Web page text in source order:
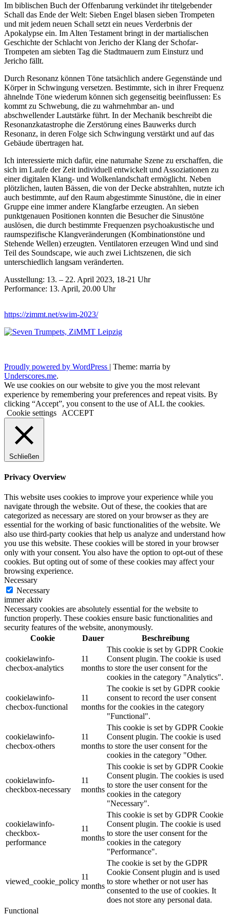
Im biblischen Buch der Offenbarung verkündet ihr titelgebender
Schall das Ende der Welt: Sieben Engel blasen sieben Trompeten
und mit jedem neuen Schall setzt ein neues Verderbnis der
Apokalypse ein. Im Alten Testament bringt in der martialischen
Geschichte der Schlacht von Jericho der Klang der Schofar-
Trompeten am siebten Tag die Stadtmauern zum Einsturz und
Jericho fällt.
Durch Resonanz können Töne tatsächlich andere Gegenstände und
Körper in Schwingung versetzen. Bestimmte, sich in ihrer Frequenz
ähnelnde Töne wiederum können sich gegenseitig beeinflussen: Es
kommt zu Schwebung, die zu wahrnehmbar an- und
abschwellender Lautstärke führt. In der Mechanik beschreibt die
Resonanzkatastrophe die Zerstörung eines Bauwerks durch
Resonanz, in deren Folge sich Schwingung verstärkt und auf das
Gebäude übertragen hat.
Ich interessierte mich dafür, eine naturnahe Szene zu erschaffen, die
sich im Laufe der Zeit individuell entwickelt und Assoziationen zu
einer digitalen Klang- und Wolkenlandschaft ermöglicht. Neben
plötzlichen, lauten Bässen, die von der Decke abstrahlten, nutzte ich
auch bestimmte, auf den Raum abgestimmte Sinustöne, die in einer
Gruppe eine immer andere Klangfarbe erzeugten. An sieben
punktgenauen Positionen konnten die Besucher die Sinustöne
auslösen, die durch bestimmte Frequenzen psychoakustische und
raumspezifische Klangveränderungen (Kombinationstöne und
Stehende Wellen) erzeugten. Ventilatoren erzeugen Wind und sind
Teil des Soundscape, wie auch zwei Lichtszenen, die sich
unterschiedlich langsam veränderten.
Ausstellung: 13. – 22. April 2023, 18-21 Uhr
Performance: 13. April, 20.00 Uhr
https://zimmt.net/swim-2023/
Proudly powered by WordPress | Theme: marria by
Underscores.me.
We use cookies on our website to give you the most relevant
experience by remembering your preferences and repeat visits. By
clicking “Accept”, you consent to the use of ALL the cookies.
Cookie settings
ACCEPT
Schließen
Privacy Overview
This website uses cookies to improve your experience while you
navigate through the website. Out of these, the cookies that are
categorized as necessary are stored on your browser as they are
essential for the working of basic functionalities of the website. We
also use third-party cookies that help us analyze and understand how
you use this website. These cookies will be stored in your browser
only with your consent. You also have the option to opt-out of these
cookies. But opting out of some of these cookies may affect your
browsing experience.
Necessary
Necessary
immer aktiv
Necessary cookies are absolutely essential for the website to
function properly. These cookies ensure basic functionalities and
security features of the website, anonymously.
Cookie
Dauer Beschreibung
cookielawinfo-
checbox-analytics
11
months
This cookie is set by GDPR Cookie
Consent plugin. The cookie is used
to store the user consent for the
cookies in the category "Analytics".
cookielawinfo-
checbox-functional
11
months
The cookie is set by GDPR cookie
consent to record the user consent
for the cookies in the category
"Functional".
cookielawinfo-
checbox-others
11
months
This cookie is set by GDPR Cookie
Consent plugin. The cookie is used
to store the user consent for the
cookies in the category "Other.
cookielawinfo-
checkbox-necessary
11
months
This cookie is set by GDPR Cookie
Consent plugin. The cookies is used
to store the user consent for the
cookies in the category
"Necessary".
cookielawinfo-
checkbox-
performance
11
months
This cookie is set by GDPR Cookie
Consent plugin. The cookie is used
to store the user consent for the
cookies in the category
"Performance".
viewed_cookie_policy
11
months
The cookie is set by the GDPR
Cookie Consent plugin and is used
to store whether or not user has
consented to the use of cookies. It
does not store any personal data.
Functional